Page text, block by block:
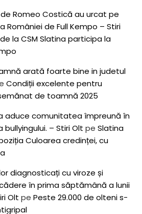
Romeo Costică au urcat pe
României de Full Kempo – Stiri
la CSM Slatina participa la
arată foarte bine in judetul
Condiții excelente pentru
de toamnă 2025
aduce comunitatea împreună în
– Stiri Olt pe Slatina
Culoarea credinței, cu
diagnosticați cu viroze și
în prima săptămână a lunii
Olt pe Peste 29.000 de olteni s-